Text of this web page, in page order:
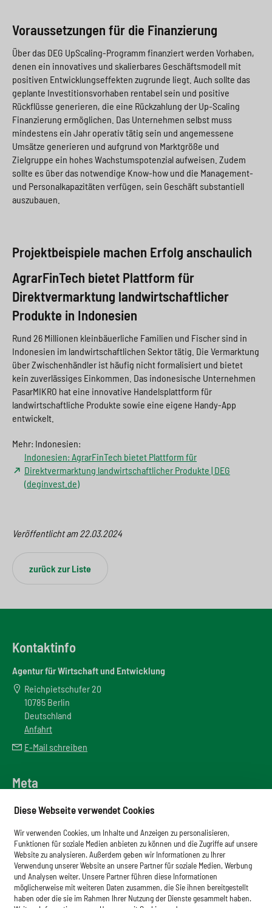
Voraussetzungen für die Finanzierung
Über das DEG UpScaling-Programm finanziert werden Vorhaben,
denen ein innovatives und skalierbares Geschäftsmodell mit
positiven Entwicklungseffekten zugrunde liegt. Auch sollte das
geplante Investitionsvorhaben rentabel sein und positive
Rückflüsse generieren, die eine Rückzahlung der Up-Scaling
Finanzierung ermöglichen. Das Unternehmen selbst muss
mindestens ein Jahr operativ tätig sein und angemessene
Umsätze generieren und aufgrund von Marktgröße und
Zielgruppe ein hohes Wachstumspotenzial aufweisen. Zudem
sollte es über das notwendige Know-how und die Management-
und Personalkapazitäten verfügen, sein Geschäft substantiell
auszubauen.
Projektbeispiele machen Erfolg anschaulich
AgrarFinTech bietet Plattform für
Direktvermarktung landwirtschaftlicher
Produkte in Indonesien
Rund 26 Millionen kleinbäuerliche Familien und Fischer sind in
Indonesien im landwirtschaftlichen Sektor tätig. Die Vermarktung
über Zwischenhändler ist häufig nicht formalisiert und bietet
kein zuverlässiges Einkommen. Das indonesische Unternehmen
PasarMIKRO hat eine innovative Handelsplattform für
landwirtschaftliche Produkte sowie eine eigene Handy-App
entwickelt.
Mehr: Indonesien:
Indonesien: AgrarFinTech bietet Plattform für
Direktvermarktung landwirtschaftlicher Produkte | DEG
(deginvest.de)
Veröffentlicht am22.03.2024
zurück zur Liste
Kontaktinfo
Agentur für Wirtschaft und Entwicklung
Reichpietschufer 20
10785 Berlin
Deutschland
Anfahrt
E-Mail schreiben
Meta
Downloadbereich
Glossar
Impressum
Datenschutz
Cookies
Diese Webseite verwendet Cookies
Wir verwenden Cookies, um Inhalte und Anzeigen zu personalisieren,
Funktionen für soziale Medien anbieten zu können und die Zugriffe auf unsere
Website zu analysieren. Außerdem geben wir Informationen zu Ihrer
Verwendung unserer Website an unsere Partner für soziale Medien, Werbung
und Analysen weiter. Unsere Partner führen diese Informationen
möglicherweise mit weiteren Daten zusammen, die Sie ihnen bereitgestellt
haben oder die sie im Rahmen Ihrer Nutzung der Dienste gesammelt haben.